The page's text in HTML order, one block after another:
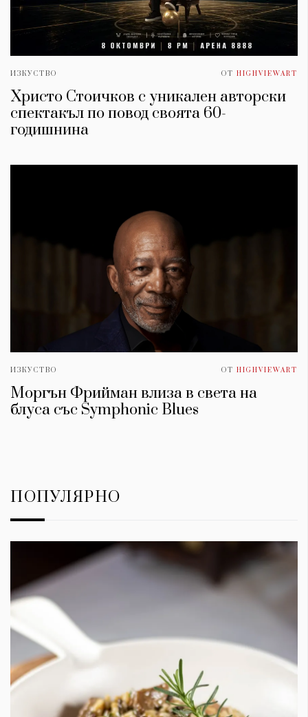
ИЗКУСТВО ОТ HIGHVIEWART
Христо Стоичков с уникален авторски
спектакъл по повод своята 60-
годишнина
ИЗКУСТВО ОТ HIGHVIEWART
Моргън Фрийман влиза в света на
блуса със Symphonic Blues
ПОПУЛЯРНО